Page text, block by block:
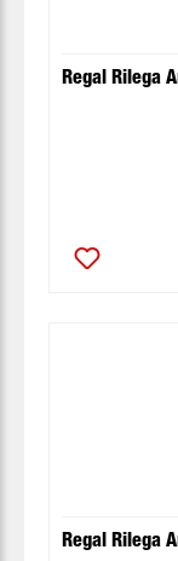
Regal Rilega
Regal Rilega